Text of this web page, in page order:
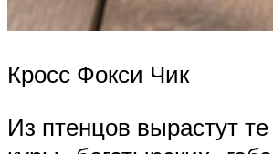
Кросс Фокси Чик
Из птенцов вырастут